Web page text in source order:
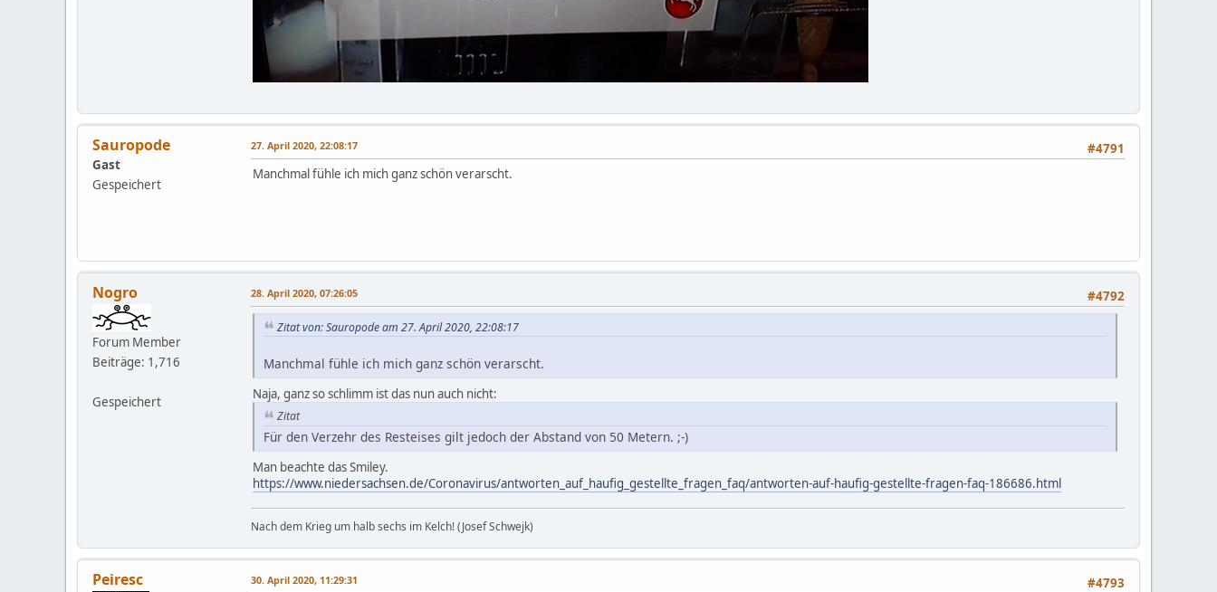
Sauropode
Gast
Gespeichert
#4791
27. April 2020, 22:08:17
Manchmal fühle ich mich ganz schön verarscht.
Nogro
Forum Member
Beiträge: 1,716
Gespeichert
#4792
28. April 2020, 07:26:05
Zitat von: Sauropode am 27. April 2020, 22:08:17
Manchmal fühle ich mich ganz schön verarscht.
Naja, ganz so schlimm ist das nun auch nicht:
Zitat
Für den Verzehr des Resteises gilt jedoch der Abstand von 50 Metern. ;-)
Man beachte das Smiley.
https://www.niedersachsen.de/Coronavirus/antworten_auf_haufig_gestellte_fragen_faq/antworten-auf-haufig-gestellte-fragen-faq-186686.html
Nach dem Krieg um halb sechs im Kelch! (Josef Schwejk)
Peiresc #4793
30. April 2020, 11:29:31